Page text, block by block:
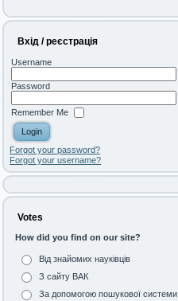
Вхід / реєстрація
Username
Password
Remember Me
Forgot your password?
Forgot your username?
Votes
How did you find on our site?
Від знайомих науківців
З сайту ВАК
За допомогою пошукової системи